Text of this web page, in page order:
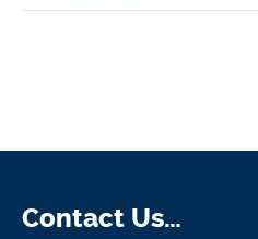
Contact Us…